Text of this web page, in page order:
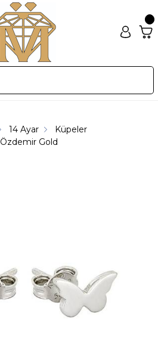
14 Ayar
Küpeler
Özdemir Gold